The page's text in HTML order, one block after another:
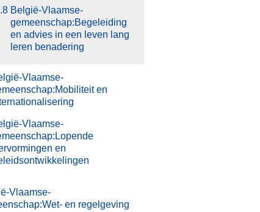
België-Vlaamse-
gemeenschap:Begeleiding
en advies in een leven lang
leren benadering
Vlaamse-
en
Vlaamse-
en
Vlaamse-
en regelgeving